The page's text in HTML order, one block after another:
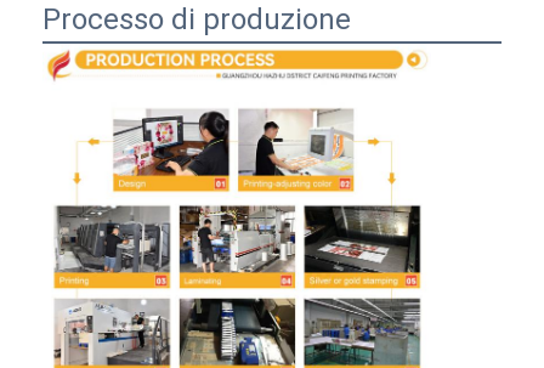
Processo di produzione